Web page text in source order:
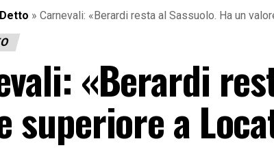
» Carnevali: «Berardi resta al Sassuolo. Ha un
«Berardi
superiore a